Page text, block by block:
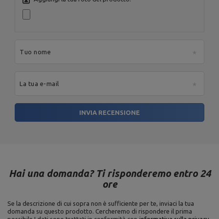
Tuo nome
La tua e-mail
INVIA RECENSIONE
Hai una domanda? Ti risponderemo entro 24
ore
Se la descrizione di cui sopra non è sufficiente per te, inviaci la tua
domanda su questo prodotto. Cercheremo di rispondere il prima